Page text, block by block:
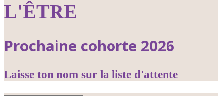
L'ÊTRE
Prochaine cohorte 2026
Laisse ton nom sur la liste d'attente